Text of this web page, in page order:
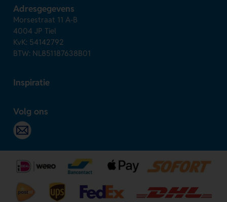
Adresgegevens
Morsestraat 11 A-B
4004 JP Tiel
KvK: 54142792
BTW: NL851187638B01
Inspiratie
Volg ons